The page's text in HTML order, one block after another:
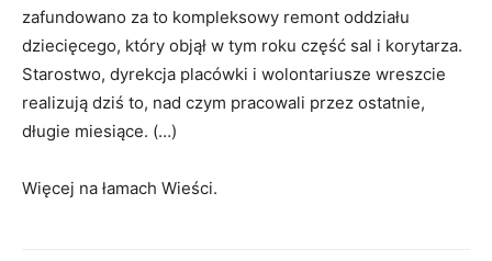
zafundowano za to kompleksowy remont oddziału
dziecięcego, który objął w tym roku część sal i korytarza.
Starostwo, dyrekcja placówki i wolontariusze wreszcie
realizują dziś to, nad czym pracowali przez ostatnie,
długie miesiące. (…)
Więcej na łamach Wieści.